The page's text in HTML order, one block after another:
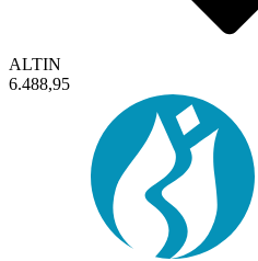
ALTIN
6.488,95